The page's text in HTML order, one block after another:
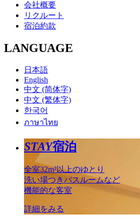
会社概要
リクルート
宿泊約款
LANGUAGE
日本語
English
中文 (简体字)
中文 (繁体字)
한국어
ภาษาไทย
STAY宿泊
全室32m²以上のゆとり
洗い場つきバスルームなど
機能的な客室
詳細をみる